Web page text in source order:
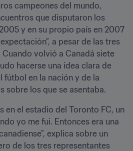
campeones del mundo,
que disputaron los
y en su propio país en 2007
a pesar de las tres
volvió a Canadá siete
hacerse una idea clara de
fútbol en la nación y de la
sobre los que se asentaba.
en el estadio del Toronto FC, un
yo me fui. Entonces era una
explica sobre un
de los tres representantes